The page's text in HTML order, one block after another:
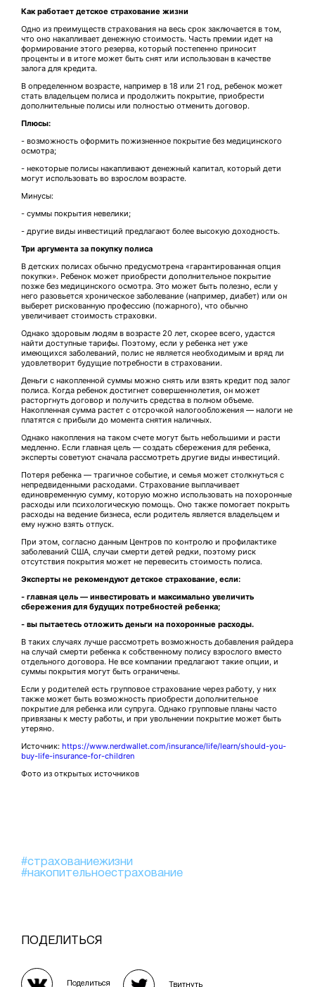
Как работает детское страхование жизни
Одно из преимуществ страхования на весь срок заключается в том,
что оно накапливает денежную стоимость. Часть премии идет на
формирование этого резерва, который постепенно приносит
проценты и в итоге может быть снят или использован в качестве
залога для кредита.
В определенном возрасте, например в 18 или 21 год, ребенок может
стать владельцем полиса и продолжить покрытие, приобрести
дополнительные полисы или полностью отменить договор.
Плюсы:
- возможность оформить пожизненное покрытие без медицинского
осмотра;
- некоторые полисы накапливают денежный капитал, который дети
могут использовать во взрослом возрасте.
Минусы:
- суммы покрытия невелики;
- другие виды инвестиций предлагают более высокую доходность.
Три аргумента за покупку полиса
В детских полисах обычно предусмотрена «гарантированная опция
покупки». Ребенок может приобрести дополнительное покрытие
позже без медицинского осмотра. Это может быть полезно, если у
него разовьется хроническое заболевание (например, диабет) или он
выберет рискованную профессию (пожарного), что обычно
увеличивает стоимость страховки.
Однако здоровым людям в возрасте 20 лет, скорее всего, удастся
найти доступные тарифы. Поэтому, если у ребенка нет уже
имеющихся заболеваний, полис не является необходимым и вряд ли
удовлетворит будущие потребности в страховании.
Деньги с накопленной суммы можно снять или взять кредит под залог
полиса. Когда ребенок достигнет совершеннолетия, он может
расторгнуть договор и получить средства в полном объеме.
Накопленная сумма растет с отсрочкой налогообложения — налоги не
платятся с прибыли до момента снятия наличных.
Однако накопления на таком счете могут быть небольшими и расти
медленно. Если главная цель — создать сбережения для ребенка,
эксперты советуют сначала рассмотреть другие виды инвестиций.
Потеря ребенка — трагичное событие, и семья может столкнуться с
непредвиденными расходами. Страхование выплачивает
единовременную сумму, которую можно использовать на похоронные
расходы или психологическую помощь. Оно также помогает покрыть
расходы на ведение бизнеса, если родитель является владельцем и
ему нужно взять отпуск.
При этом, согласно данным Центров по контролю и профилактике
заболеваний США, случаи смерти детей редки, поэтому риск
отсутствия покрытия может не перевесить стоимость полиса.
Эксперты не рекомендуют детское страхование, если:
- главная цель — инвестировать и максимально увеличить
сбережения для будущих потребностей ребенка;
- вы пытаетесь отложить деньги на похоронные расходы.
В таких случаях лучше рассмотреть возможность добавления райдера
на случай смерти ребенка к собственному полису взрослого вместо
отдельного договора. Не все компании предлагают такие опции, и
суммы покрытия могут быть ограничены.
Если у родителей есть групповое страхование через работу, у них
также может быть возможность приобрести дополнительное
покрытие для ребенка или супруга. Однако групповые планы часто
привязаны к месту работы, и при увольнении покрытие может быть
утеряно.
Источник: https://www.nerdwallet.com/insurance/life/learn/should-you-
buy-life-insurance-for-children
Фото из открытых источников
#страхованиежизни
#накопительноестрахование
ПОДЕЛИТЬСЯ
Поделиться Твитнуть